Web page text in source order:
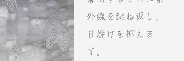
外線を跳ね返し、
日焼けを抑えま
す。